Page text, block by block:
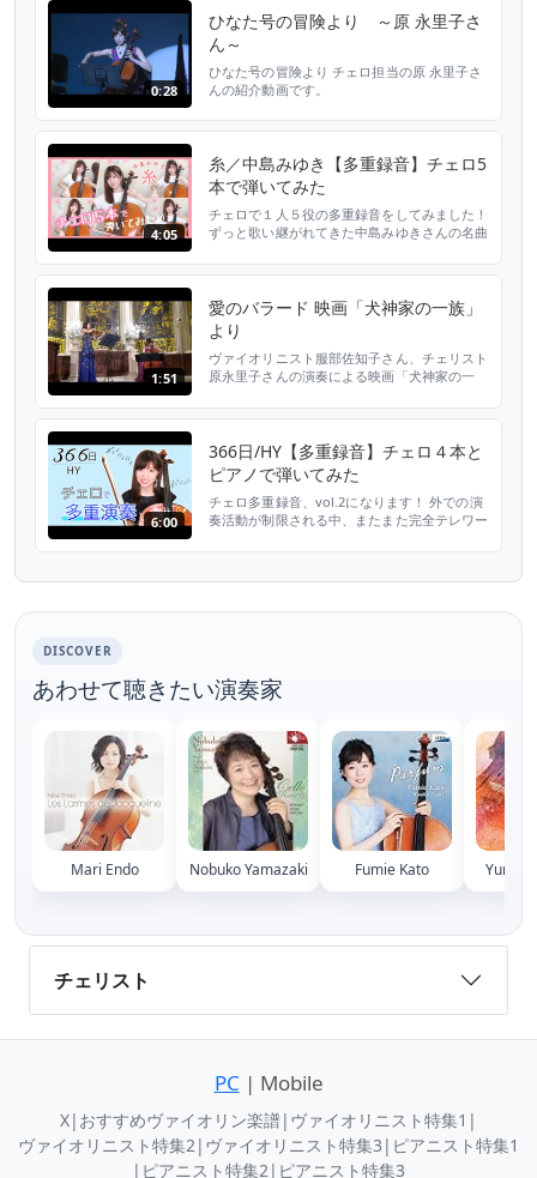
みのあの曲の新しい魅力をお届けします。 毎
週火曜日18時に更新中！ 第9回目はスタジオジ
0:28
ひなた号の冒険より ～原 永里子さ
ん～
ひなた号の冒険より チェロ担当の原 永里子さ
んの紹介動画です。
4:05
糸／中島みゆき【多重録音】チェロ5
本で弾いてみた
チェロで１人５役の多重録音をしてみました！
ずっと歌い継がれてきた中島みゆきさんの名曲
色々とありますが、、 やさし～い気持ちで楽
しくご覧ください☆ Twitter
twitter.com/ericello チェリスト原永里子オ...
1:51
愛のバラード 映画「犬神家の一族」
より
ヴァイオリニスト服部佐知子さん、チェリスト
原永里子さんの演奏による映画「犬神家の一
6:00
366日/HY【多重録音】チェロ４本と
ピアノで弾いてみた
チェロ多重録音、vol.2になります！ 外での演
奏活動が制限される中、またまた完全テレワー
さい♪ Twitter twitter.com/ericello チェリス
DISCOVER
あわせて聴きたい演奏家
Mari Endo Nobuko Yamazaki Fumie Kato Yuria
チェリスト
PC | Mobile
X| おすすめヴァイオリン楽譜| ヴァイオリニスト特集1 |
ヴァイオリニスト特集2| ヴァイオリニスト特集3 | ピアニスト特集1
| ピアニスト特集2| ピアニスト特集3